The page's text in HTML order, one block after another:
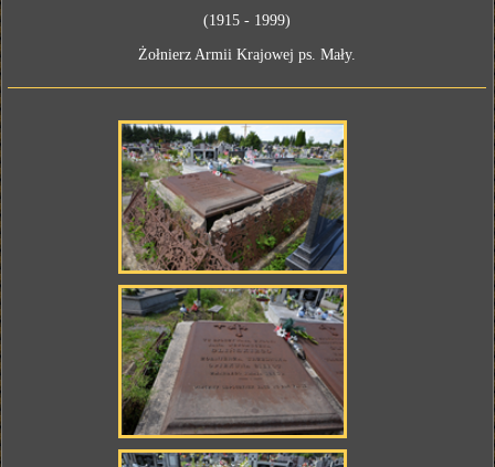
(1915 - 1999)
Żołnierz Armii Krajowej ps. Mały.